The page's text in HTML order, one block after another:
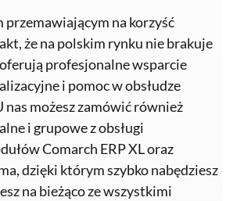
przemawiającym na korzyść
że na polskim rynku nie brakuje
profesjonalne wsparcie
i pomoc w obsłudze
możesz zamówić również
i grupowe z obsługi
Comarch ERP XL oraz
dzięki którym szybko nabędziesz
na bieżąco ze wszystkimi